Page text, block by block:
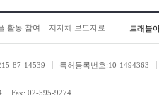
뻔 한 겨!”
또 그놈의 사랑 타령. ‘아버지가 뭘
는 어머니와 함께 고구마랑 김밥을
어머니를 데리고 영도다리에 왔다
활동 참여 지자체 보도자료 트래블
87-14539 특허등록번호:10-1494363
Fax: 02-595-9274